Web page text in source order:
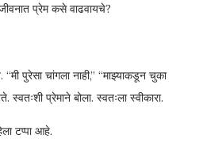
प्रेम कसे वाढवायचे?
पुरेसा चांगला नाही,” “माझ्याकडून चुका
स्वतःशी प्रेमाने बोला. स्वतःला स्वीकारा.
टप्पा आहे.